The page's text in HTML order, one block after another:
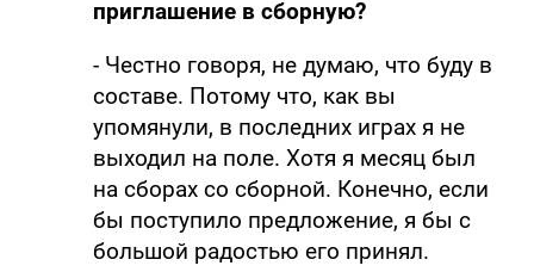
приглашение в сборную?
- Честно говоря, не думаю, что буду в
составе. Потому что, как вы
упомянули, в последних играх я не
выходил на поле. Хотя я месяц был
на сборах со сборной. Конечно, если
бы поступило предложение, я бы с
большой радостью его принял.